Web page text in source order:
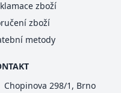
zboží
zboží
metody
Chopinova 298/1, Brno